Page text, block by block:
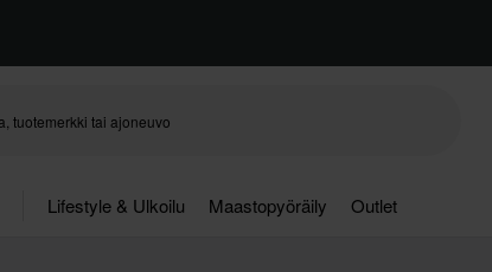
Lifestyle & Ulkoilu Maastopyöräily Outlet